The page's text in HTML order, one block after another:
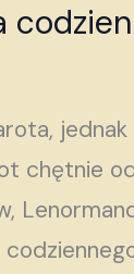
chętnie